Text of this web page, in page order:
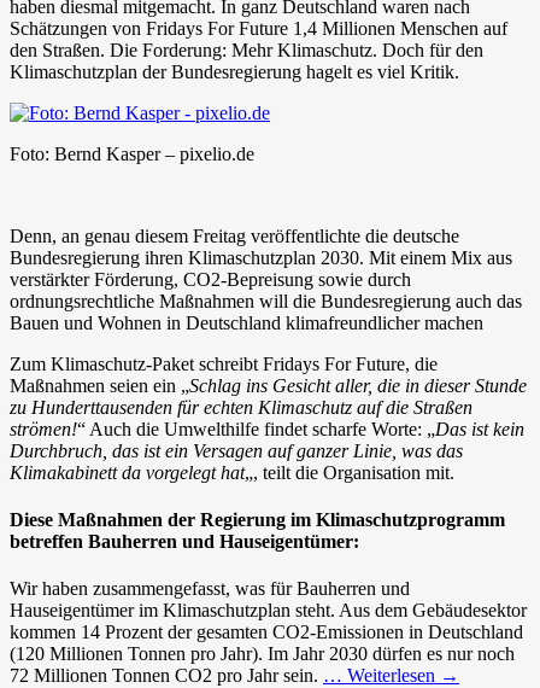
haben diesmal mitgemacht. In ganz Deutschland waren nach
Schätzungen von Fridays For Future 1,4 Millionen Menschen auf
den Straßen. Die Forderung: Mehr Klimaschutz. Doch für den
Klimaschutzplan der Bundesregierung hagelt es viel Kritik.
Foto: Bernd Kasper – pixelio.de
Denn, an genau diesem Freitag veröffentlichte die deutsche
Bundesregierung ihren Klimaschutzplan 2030. Mit einem Mix aus
verstärkter Förderung, CO2-Bepreisung sowie durch
ordnungsrechtliche Maßnahmen will die Bundesregierung auch das
Bauen und Wohnen in Deutschland klimafreundlicher machen
Zum Klimaschutz-Paket schreibt Fridays For Future, die
Maßnahmen seien ein „Schlag ins Gesicht aller, die in dieser Stunde
zu Hunderttausenden für echten Klimaschutz auf die Straßen
strömen!“ Auch die Umwelthilfe findet scharfe Worte: „Das ist kein
Durchbruch, das ist ein Versagen auf ganzer Linie, was das
Klimakabinett da vorgelegt hat„, teilt die Organisation mit.
Diese Maßnahmen der Regierung im Klimaschutzprogramm
betreffen Bauherren und Hauseigentümer:
Wir haben zusammengefasst, was für Bauherren und
Hauseigentümer im Klimaschutzplan steht. Aus dem Gebäudesektor
kommen 14 Prozent der gesamten CO2-Emissionen in Deutschland
(120 Millionen Tonnen pro Jahr). Im Jahr 2030 dürfen es nur noch
72 Millionen Tonnen CO2 pro Jahr sein. … Weiterlesen →